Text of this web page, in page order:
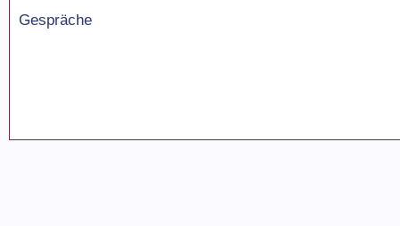
Gespräche